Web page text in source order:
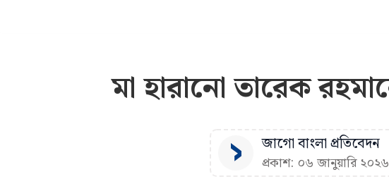
মা হারানো তারেক
জাগো বাংলা প্রতিবেদন
প্রকাশ: ০৬ জানুয়ারি